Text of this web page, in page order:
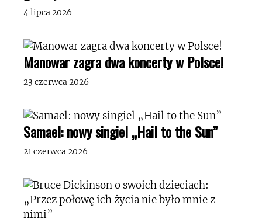
4 lipca 2026
Manowar zagra dwa koncerty w Polsce!
23 czerwca 2026
Samael: nowy singiel „Hail to the Sun”
21 czerwca 2026